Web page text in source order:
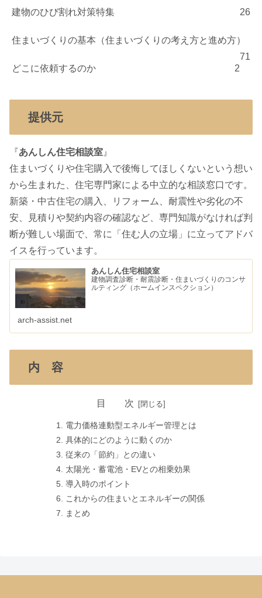
建物のひび割れ対策特集 26
住まいづくりの基本（住まいづくりの考え方と進め方）
71
どこに依頼するのか
2
提供元
『あんしん住宅相談室 』
住まいづくりや住宅購入で後悔してほしくないという想い
から生まれた、住宅専門家による中立的な相談窓口です。
新築・中古住宅の購入、リフォーム、耐震性や劣化の不
安、見積りや契約内容の確認など、専門知識がなければ判
断が難しい場面で、常に「住む人の立場」に立ってアドバ
イスを行っています。
あんしん住宅相談室
建物調査診断・耐震診断・住まいづくりのコンサ
ルティング（ホームインスペクション）
arch-assist.net
内 容
目 次
電力価格連動型エネルギー管理とは
具体的にどのように動くのか
従来の「節約」との違い
太陽光・蓄電池・EVとの相乗効果
導入時のポイント
これからの住まいとエネルギーの関係
まとめ